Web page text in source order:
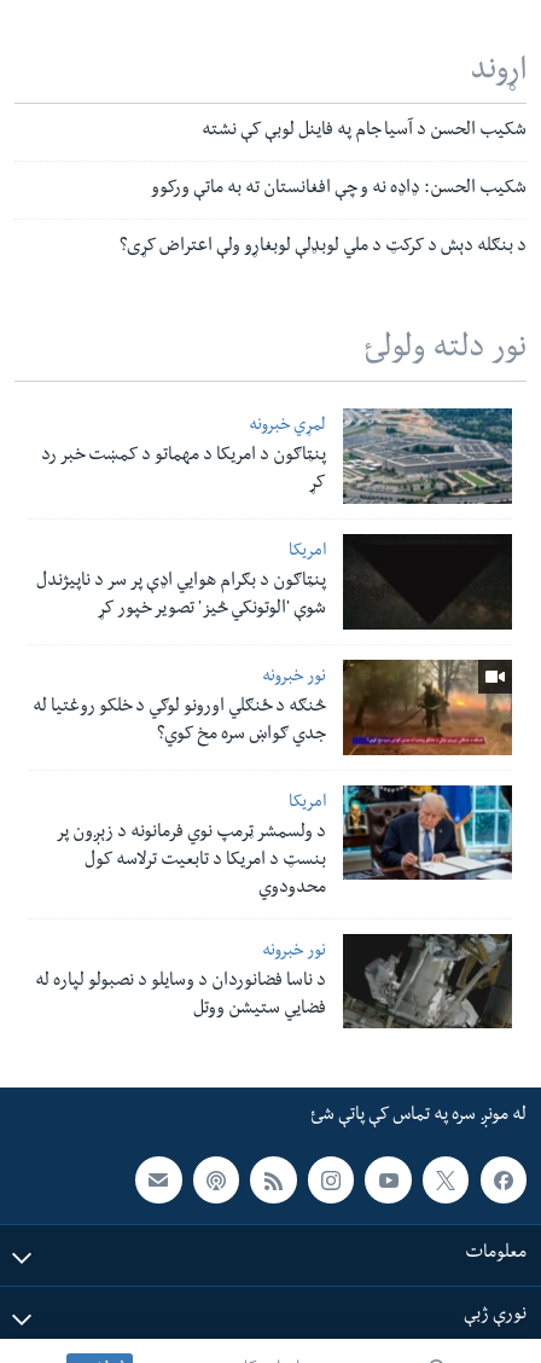
اړوند
شکیب الحسن د آسیا جام په فاینل لوبې کې نشته
شکیب الحسن: ډاډه نه و چې افغانستان ته به ماتې ورکوو
د بنګله دېش د کرکټ د ملي لوبډلې لوبغاړو ولې اعتراض کړی؟
نور دلته ولولئ
لمړي خبرونه
پنټاګون د امریکا د مهماتو د کمښت خبر رد
کړ
امریکا
پنټاګون د بګرام هوایي اډې پر سر د ناپيژندل
شوې 'الوتونکي څيز' تصویر خپور کړ
نور خبرونه
څنګه د ځنګلي اورونو لوګي د خلکو روغتیا له
جدي ګواښ سره مخ کوي؟
امریکا
د ولسمشر ټرمپ نوي فرمانونه د زېږون پر
بنسټ د امریکا د تابعیت ترلاسه کول
محدودوي
نور خبرونه
د ناسا فضانوردان د وسایلو د نصبولو لپاره له
فضایي ستیشن ووتل
له مونږ سره په تماس کې پاتې شئ
معلومات
نورې ژبې